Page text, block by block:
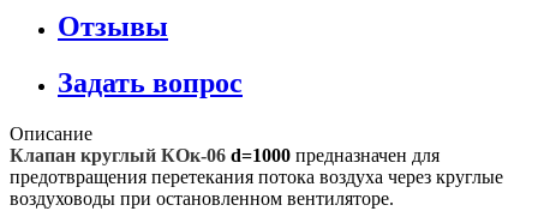
Отзывы
Задать вопрос
Описание
Клапан круглый КОк-06 d=1000 предназначен для
предотвращения перетекания потока воздуха через круглые
воздуховоды при остановленном вентиляторе.